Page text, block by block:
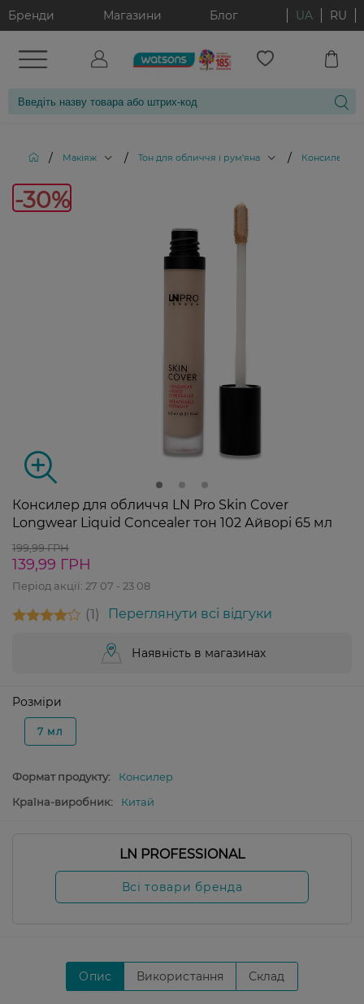
Бренди Магазини Блог UA RU
/ Макіяж / Тон для обличчя і рум'яна / Консилери
-30%
Консилер для обличчя LN Pro Skin Cover
Longwear Liquid Concealer тон 102 Айворі 65 мл
199,99 ГРН
139,99 ГРН
Період акції: 27 07 - 23 08
1 Переглянути всі відгуки
Наявність в магазинах
Розміри
7 мл
Формат продукту:
Консилер
Країна-виробник:
Китай
LN PROFESSIONAL
Всі товари бренда
Опис Використання Склад